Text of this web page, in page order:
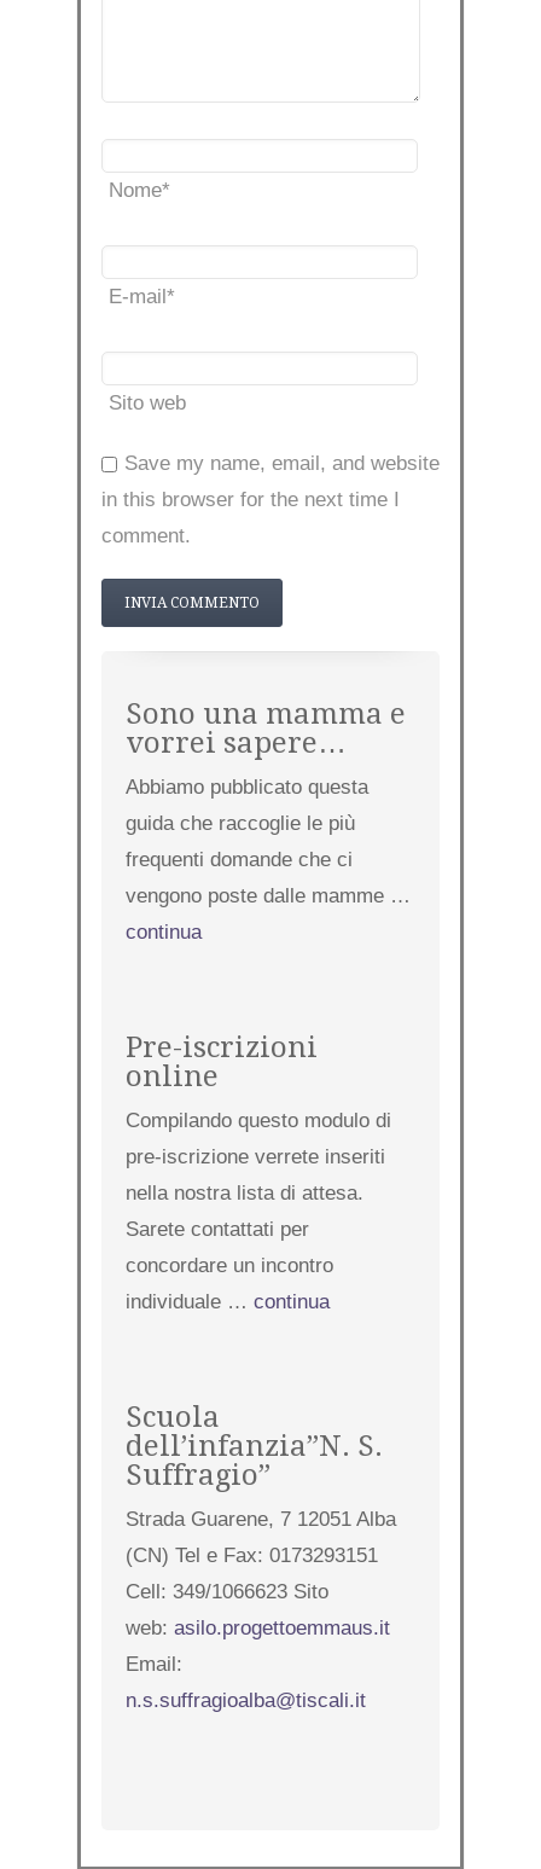
Nome*
E-mail*
Sito web
Save my name, email, and website
in this browser for the next time I
comment.
Sono una mamma e
vorrei sapere…
Abbiamo pubblicato questa
guida che raccoglie le più
frequenti domande che ci
vengono poste dalle mamme …
continua
Pre-iscrizioni
online
Compilando questo modulo di
pre-iscrizione verrete inseriti
nella nostra lista di attesa.
Sarete contattati per
concordare un incontro
individuale … continua
Scuola
dell’infanzia”N. S.
Suffragio”
Strada Guarene, 7 12051 Alba
(CN) Tel e Fax: 0173293151
Cell: 349/1066623 Sito
web: asilo.progettoemmaus.it
Email:
n.s.suffragioalba@tiscali.it